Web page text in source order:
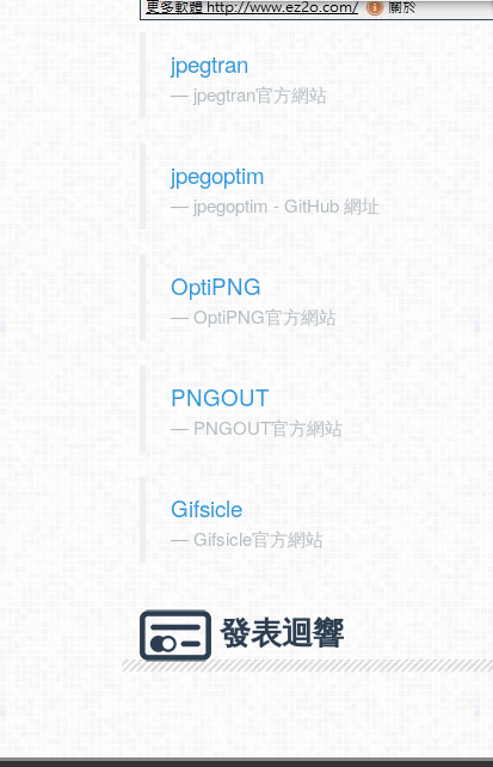
jpegtran
jpegtran官方網站
jpegoptim
jpegoptim - GitHub 網址
OptiPNG
OptiPNG官方網站
PNGOUT
PNGOUT官方網站
Gifsicle
Gifsicle官方網站
發表迴響